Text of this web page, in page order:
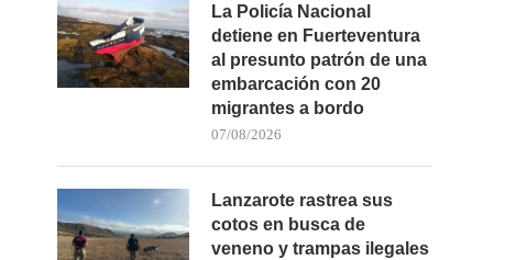
La Policía Nacional
detiene en Fuerteventura
al presunto patrón de una
embarcación con 20
migrantes a bordo
07/08/2026
Lanzarote rastrea sus
cotos en busca de
veneno y trampas ilegales